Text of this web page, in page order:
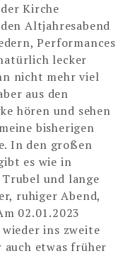
Kirche
Altjahresabend
Performances
lecker
nicht mehr viel
aus den
hören und sehen
bisherigen
In den großen
es wie in
und lange
ruhiger Abend,
02.01.2023
ins zweite
auch etwas früher